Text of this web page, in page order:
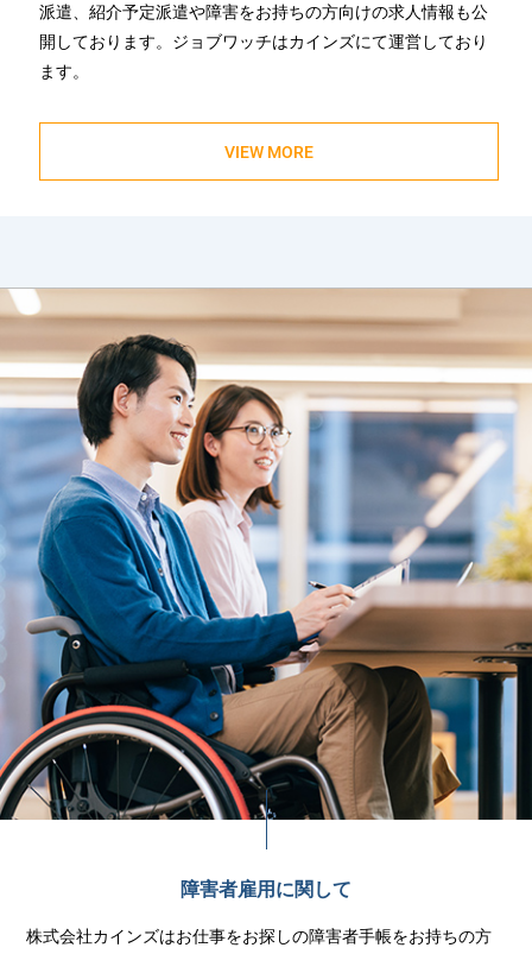
派遣、紹介予定派遣や障害をお持ちの方向けの求人情報も公
開しております。ジョブワッチはカインズにて運営しており
ます。
VIEW MORE
障害者雇用に関して
株式会社カインズはお仕事をお探しの障害者手帳をお持ちの方